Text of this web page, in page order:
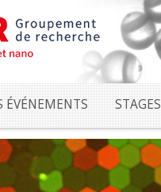
ÉVÉNEMENTS STAGES